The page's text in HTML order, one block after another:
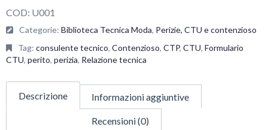
COD: U001
Categorie: Biblioteca Tecnica Moda, Perizie, CTU e contenzioso
Tag: consulente tecnico, Contenzioso, CTP, CTU, Formulario
CTU, perito, perizia, Relazione tecnica
Descrizione Informazioni aggiuntive
Recensioni (0)